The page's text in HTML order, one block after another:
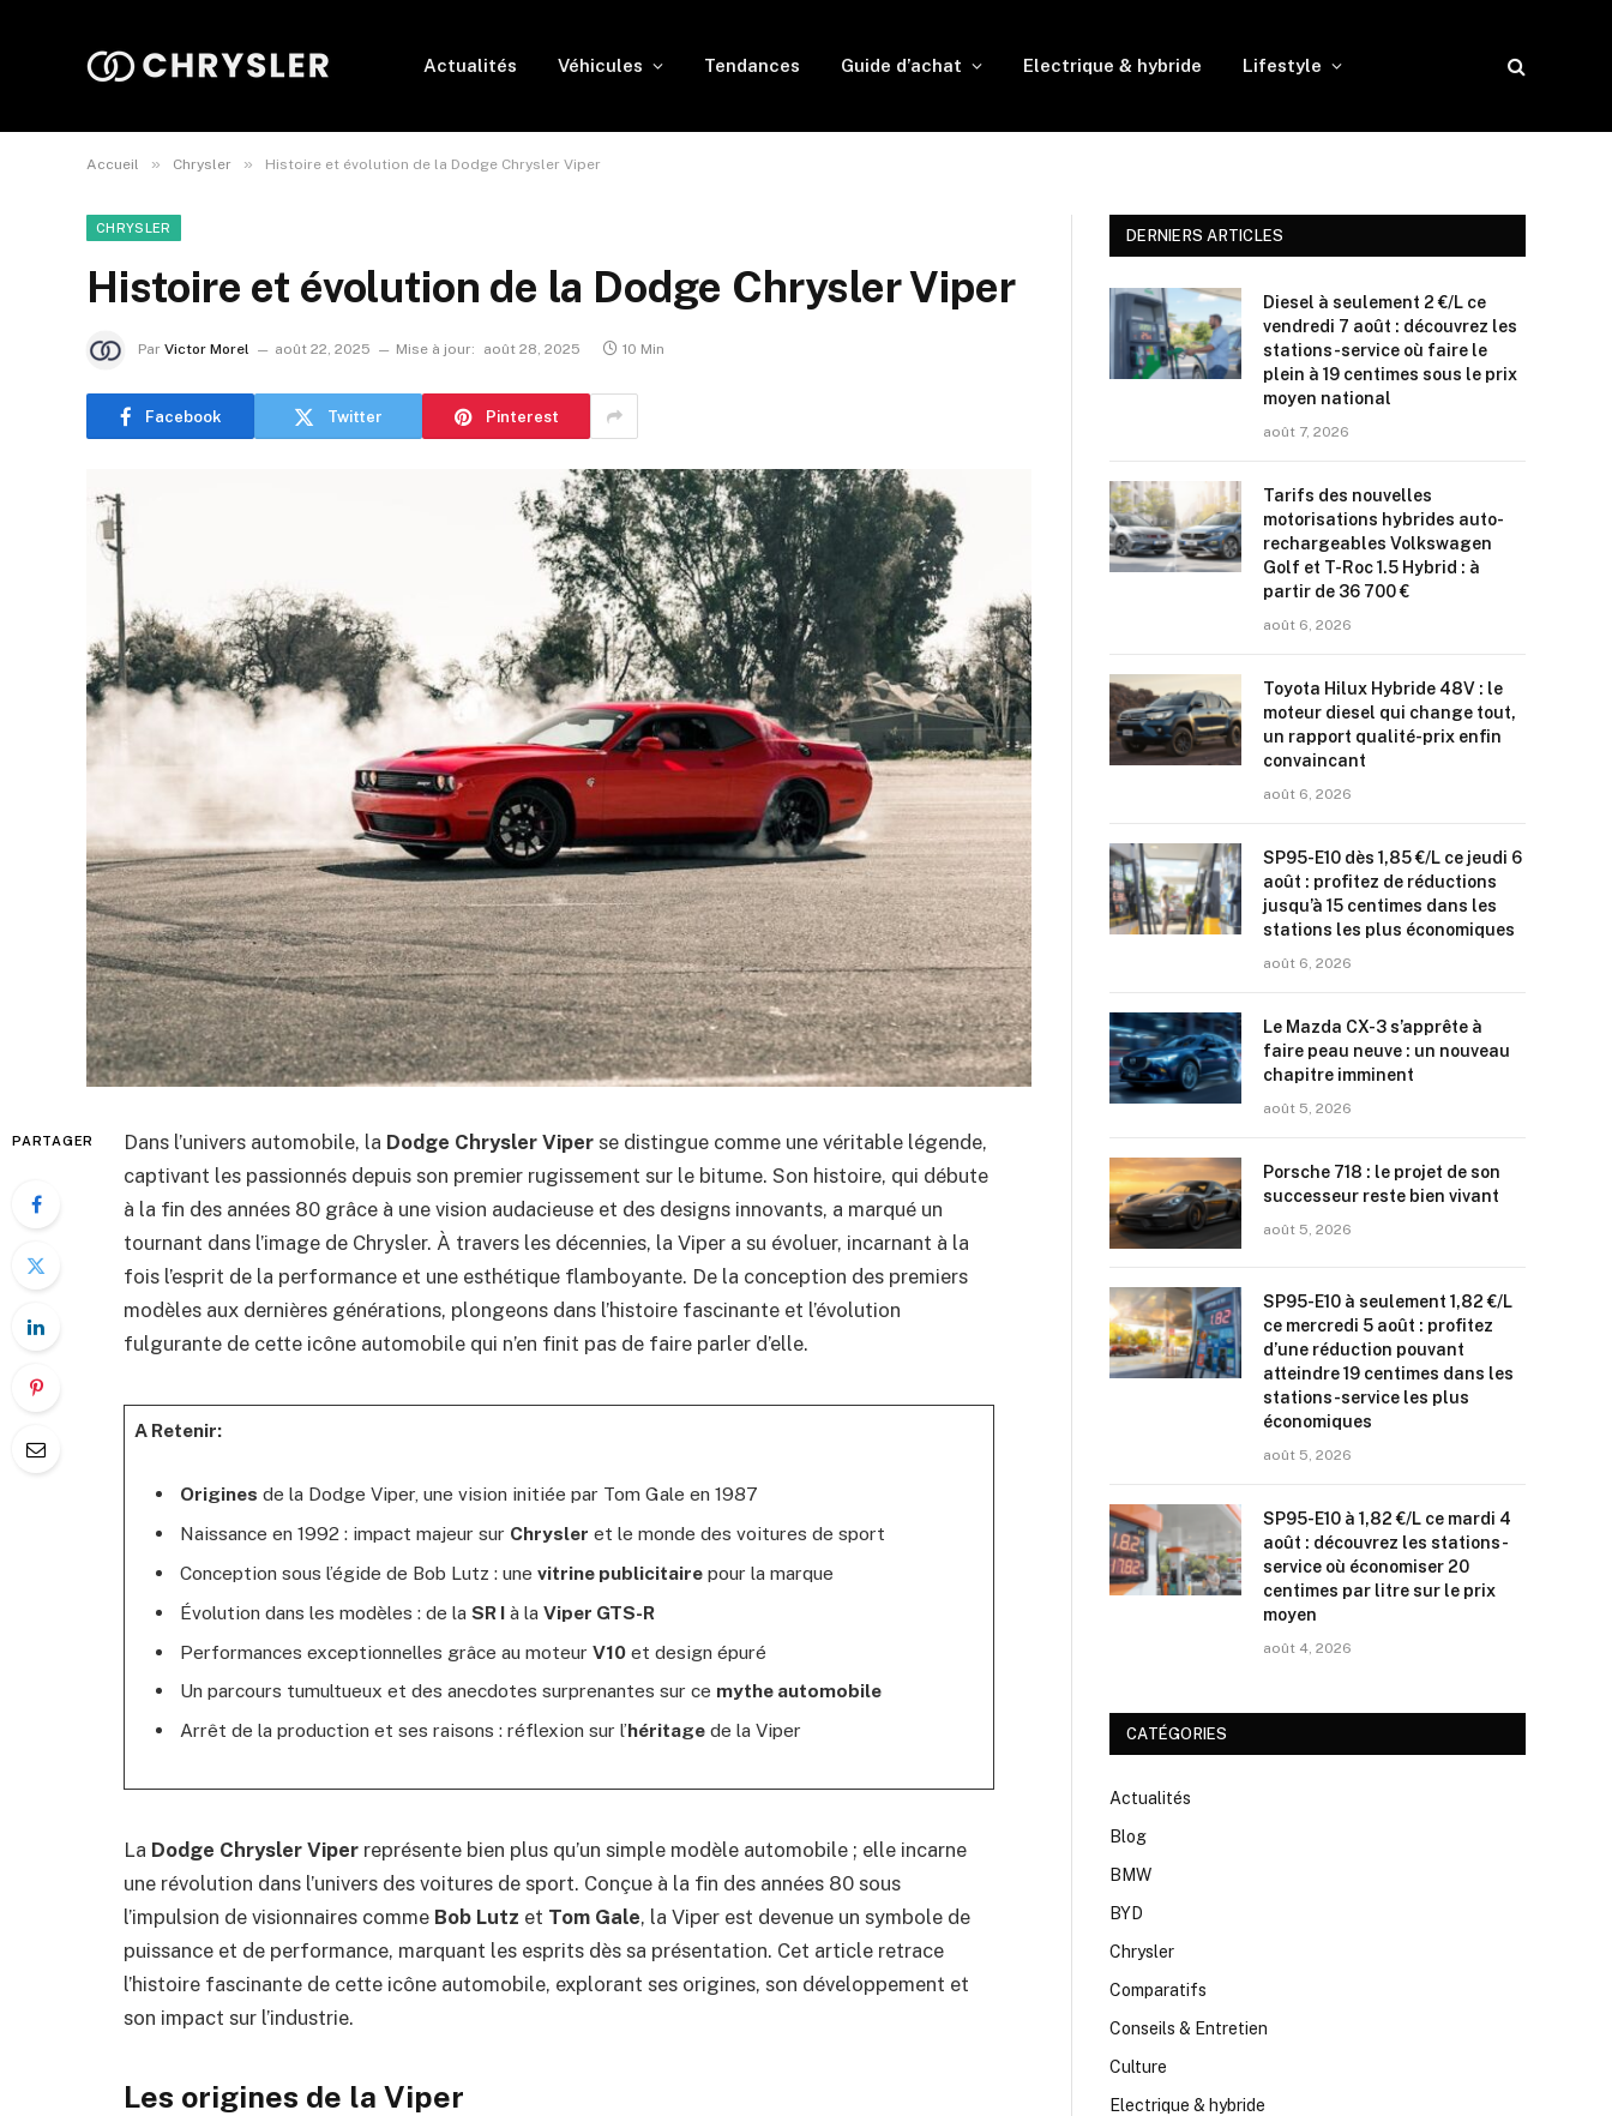
Actualités Véhicules Tendances Guide d’achat Electrique & hybride Lifestyle
Accueil » Chrysler » Histoire et évolution de la Dodge Chrysler Viper
CHRYSLER
Histoire et évolution de la Dodge Chrysler Viper
Par Victor Morel août 22, 2025 Mise à jour: août 28, 2025 10 Min
Facebook Twitter Pinterest
PARTAGER Dans l’univers automobile, la Dodge Chrysler Viper se distingue comme une véritable légende,
captivant les passionnés depuis son premier rugissement sur le bitume. Son histoire, qui débute
à la fin des années 80 grâce à une vision audacieuse et des designs innovants, a marqué un
tournant dans l’image de Chrysler. À travers les décennies, la Viper a su évoluer, incarnant à la
fois l’esprit de la performance et une esthétique flamboyante. De la conception des premiers
modèles aux dernières générations, plongeons dans l’histoire fascinante et l’évolution
fulgurante de cette icône automobile qui n’en finit pas de faire parler d’elle.
A Retenir:
Origines de la Dodge Viper, une vision initiée par Tom Gale en 1987
Naissance en 1992 : impact majeur sur Chrysler et le monde des voitures de sport
Conception sous l’égide de Bob Lutz : une vitrine publicitairepour la marque
Évolution dans les modèles : de la SR Ià la Viper GTS-R
Performances exceptionnelles grâce au moteur V10et design épuré
Un parcours tumultueux et des anecdotes surprenantes sur ce mythe automobile
Arrêt de la production et ses raisons : réflexion sur l’héritagede la Viper
La Dodge Chrysler Viper représente bien plus qu’un simple modèle automobile ; elle incarne
une révolution dans l’univers des voitures de sport. Conçue à la fin des années 80 sous
l’impulsion de visionnaires comme Bob Lutz et Tom Gale, la Viper est devenue un symbole de
puissance et de performance, marquant les esprits dès sa présentation. Cet article retrace
l’histoire fascinante de cette icône automobile, explorant ses origines, son développement et
son impact sur l’industrie.
Les origines de la Viper
DERNIERS ARTICLES
Diesel à seulement 2 €/L ce
vendredi 7 août : découvrez les
stations-service où faire le
plein à 19 centimes sous le prix
moyen national
août 7, 2026
Tarifs des nouvelles
motorisations hybrides auto-
rechargeables Volkswagen
Golf et T-Roc 1.5 Hybrid : à
partir de 36 700 €
août 6, 2026
Toyota Hilux Hybride 48V : le
moteur diesel qui change tout,
un rapport qualité-prix enfin
convaincant
août 6, 2026
SP95-E10 dès 1,85 €/L ce jeudi 6
août : profitez de réductions
jusqu’à 15 centimes dans les
stations les plus économiques
août 6, 2026
Le Mazda CX-3 s’apprête à
faire peau neuve : un nouveau
chapitre imminent
août 5, 2026
Porsche 718 : le projet de son
successeur reste bien vivant
août 5, 2026
SP95-E10 à seulement 1,82 €/L
ce mercredi 5 août : profitez
d’une réduction pouvant
atteindre 19 centimes dans les
stations-service les plus
économiques
août 5, 2026
SP95-E10 à 1,82 €/L ce mardi 4
août : découvrez les stations-
service où économiser 20
centimes par litre sur le prix
moyen
août 4, 2026
CATÉGORIES
Actualités
Blog
BMW
BYD
Chrysler
Comparatifs
Conseils & Entretien
Culture
Electrique & hybride